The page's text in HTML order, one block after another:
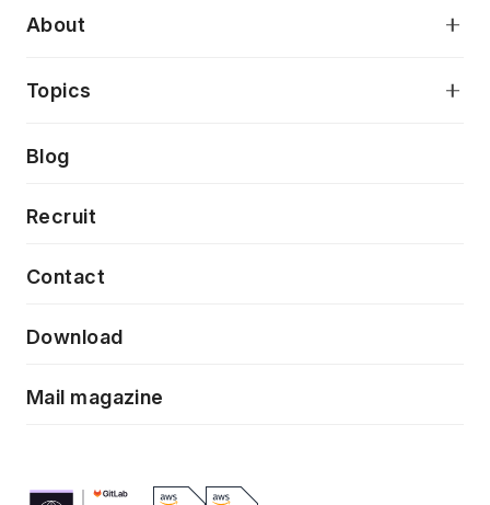
AI駆動開発支援
モダナイゼーション
特徴量エンジニアリングと生成AI
デジタルプロダクトデザイン
デザインシステム構築支援
フロントエンド開発
About
当社が目指しているもの
Topics
Press release
News
Event/Seminer
Blog
Recruit
Contact
Download
Mail magazine